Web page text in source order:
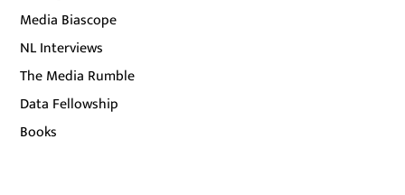
Media Biascope
NL Interviews
The Media Rumble
Data Fellowship
Books